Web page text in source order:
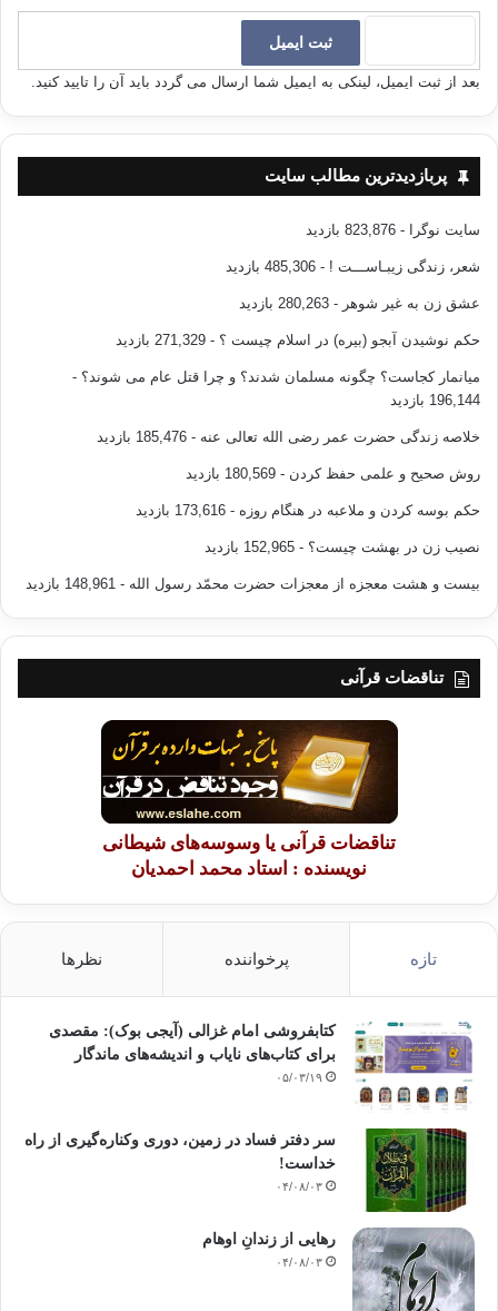
بعد از ثبت ایمیل، لینکی به ایمیل شما ارسال می گردد باید آن را تایید کنید.
پربازدیدترین مطالب سایت
سایت نوگرا - 823,876 بازدید
شعر، زندگی زیبـاســـت ! - 485,306 بازدید
عشق زن به غیر شوهر - 280,263 بازدید
حکم نوشیدن آبجو (بیره) در اسلام چیست ؟ - 271,329 بازدید
میانمار کجاست؟ چگونه مسلمان شدند؟ و چرا قتل عام می شوند؟ -
196,144 بازدید
خلاصه زندگی حضرت عمر رضی الله تعالی عنه - 185,476 بازدید
روش صحیح و علمی حفظ کردن - 180,569 بازدید
حکم بوسه کردن و ملاعبه در هنگام روزه - 173,616 بازدید
نصیب زن در بهشت چیست؟ - 152,965 بازدید
بیست و هشت معجزه از معجزات حضرت محمّد رسول الله - 148,961 بازدید
تناقضات قرآنی
تناقضات قرآنی یا وسوسه‌های شیطانی
نویسنده : استاد محمد احمدیان
تازه پرخواننده نظرها
کتابفروشی امام غزالی (آیجی بوک): مقصدی
برای کتاب‌های نایاب و اندیشه‌های ماندگار
۰۵/۰۳/۱۹
سر دفتر فساد در زمین‌، دوری وکناره‌گیری از راه
خداست‌!
۰۴/۰۸/۰۳
رهایی از زندانِ اوهام
۰۴/۰۸/۰۳